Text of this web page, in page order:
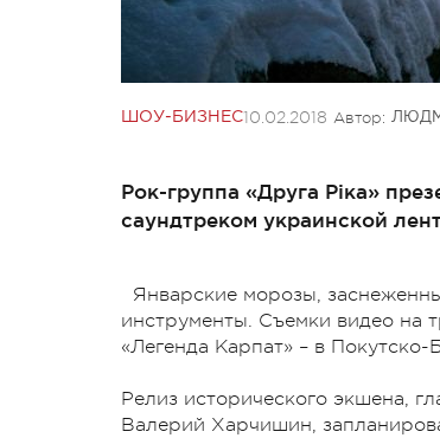
ШОУ-БИЗНЕС10.02.2018 Автор:
Рок-группа «Друга Ріка»
саундтреком украинской
Январские морозы,
инструменты. Съемки видео на
«Легенда Карпат» – в
Релиз исторического экшена,
Валерий Харчишин,